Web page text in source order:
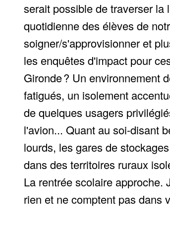
serait possible de traverser
quotidienne des élèves de
soigner/s'approvisionner et
les enquêtes d'impact pour
Gironde ? Un environnement
fatigués, un isolement
de quelques usagers
l'avion... Quant au soi-disant
lourds, les gares de
dans des territoires ruraux
La rentrée scolaire approche.
rien et ne comptent pas dans